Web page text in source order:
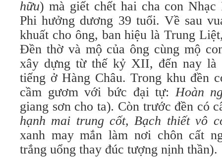
hữu) mà giết chết hai cha con
Phi hưởng dương 39 tuổi. Về sau
khuất cho ông, ban hiệu là Trung
Đền thờ và mộ của ông cùng mộ
xây dựng từ thế kỷ XII, đến nay là
tiếng ở Hàng Châu. Trong khu đền
cầm gươm với bức đại tự:Hoàn
giang sơn cho ta). Còn trước đền có
hạnh mai trung cốt, Bạch thiết vô
xanh may mắn làm nơi chôn cất
trắng uổng thay đúc tượng nịnh thần).